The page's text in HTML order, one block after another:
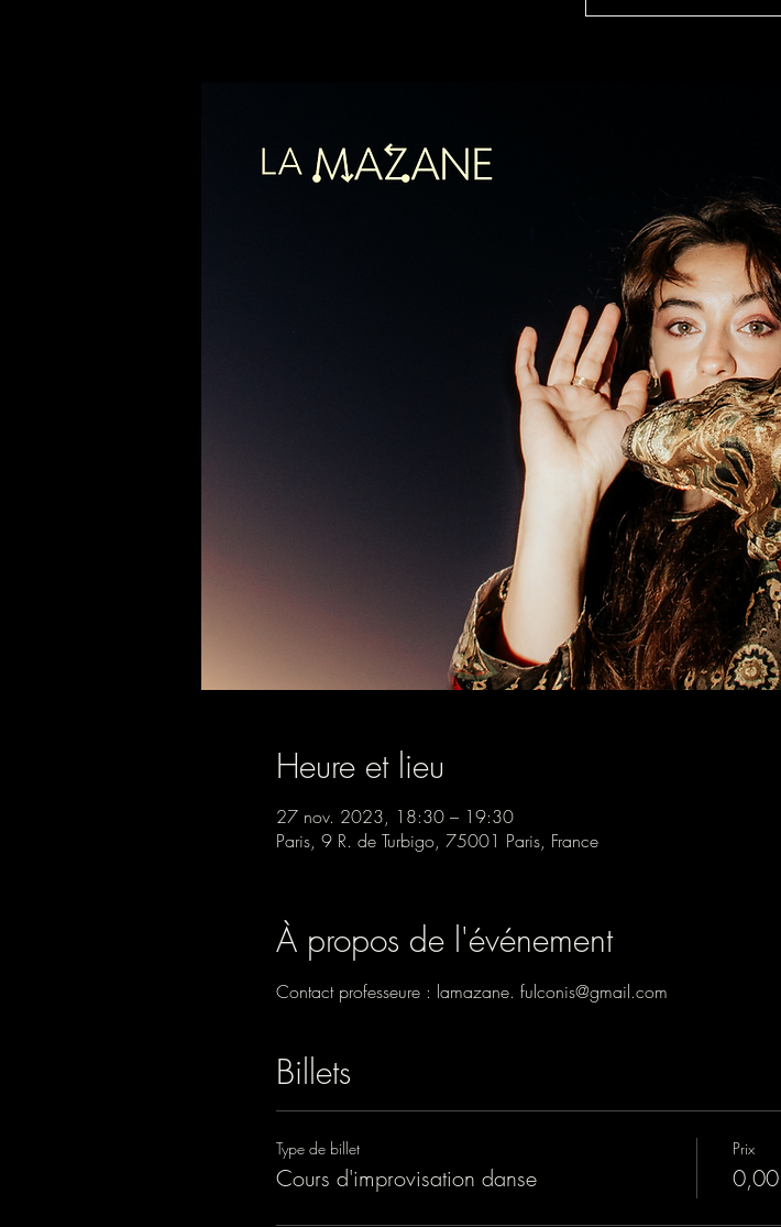
Heure et lieu
27 nov. 2023, 18:30 – 19:30
Paris, 9 R. de Turbigo, 75001 Paris, France
À propos de l'événement
Contact professeure : lamazane. fulconis@gmail.com
Billets
Type de billet
Cours d'improvisation danse
Prix